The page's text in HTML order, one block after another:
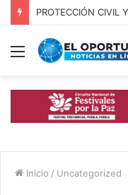
Menú
Inicio / Uncategorized